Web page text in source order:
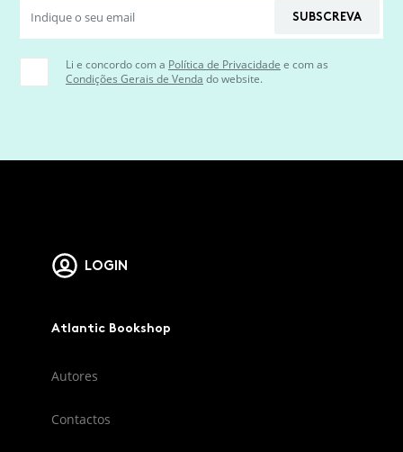
SUBSCREVA
Li e concordo com a Política de Privacidade e com as
Condições Gerais de Venda do website.
LOGIN
Atlantic Bookshop
Autores
Contactos